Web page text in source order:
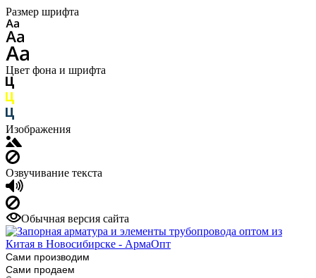
Размер шрифта
Цвет фона и шрифта
Изображения
Озвучивание текста
Обычная версия сайта
Сами производим
Сами продаем